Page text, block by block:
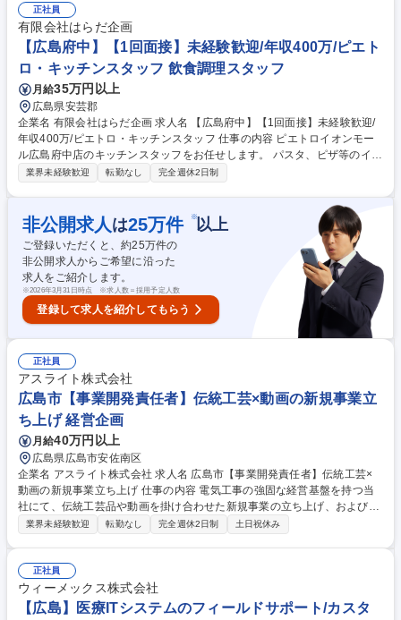
務所設備等の備品管理 ※配慮事項を考慮して業務分担します。 【グルー
プ内の障がい者雇用人数は130名以上】グループ内には、臨床心理士、公
認心理士、産業カウンセラー、キャリアコンサルタントなど有資格者が複
数名在籍。誰でも相談可能な窓口を設けています。 募集職種 事務スタッ
フ（広島商中日生）（障がい者採用）【契約社員】/未経験歓迎
正社員
有限会社はらだ企画
【広島府中】【1回面接】未経験歓迎/年収400万/ピエト
ロ・キッチンスタッフ 飲食調理スタッフ
月給35万円以上
広島県安芸郡
企業名 有限会社はらだ企画 求人名 【広島府中】【1回面接】未経験歓迎/
年収400万/ピエトロ・キッチンスタッフ 仕事の内容 ピエトロイオンモー
ル広島府中店のキッチンスタッフをお任せします。 パスタ、ピザ等のイタ
リア料理の調理業務全般及び状況に応じて、ホール業務にも従事していた
や適正に応じ将来の店長・マネージャー候補として活躍頂く場合もありま
す。 ■業務の変更の範囲：会社の定める範囲 募集職種 【広島府中】【1回
面接】未経験歓迎/年収400万/ピエトロ・キッチンスタッフ
業界未経験歓迎 転勤なし 完全週休2日制
非公開求人 は25万件 ※以上
ご登録いただくと、約25万件の
非公開求人からご希望に沿った
求人をご紹介します。
※2026年3月31日時点 ※求人数＝採用予定人数
登録して求人を紹介してもらう
正社員
アスライト株式会社
広島市【事業開発責任者】伝統工芸×動画の新規事業立
ち上げ 経営企画
月給40万円以上
広島県広島市安佐南区
企業名 アスライト株式会社 求人名 広島市【事業開発責任者】伝統工芸×
動画の新規事業立ち上げ 仕事の内容 電気工事の強固な経営基盤を持つ当
社にて、伝統工芸品や動画を掛け合わせた新規事業の立ち上げ、および売
上創出に繋げる独自のビジネススキーム構築から実際の実行までをお任せ
ムの企画立案・実行■効率的なマーケティング・プロモーションの戦略立
案と多角的な市場展開■事業全体の進捗や売上の徹底した管理統括 ■将来
的には事業拡大に伴う組織作りやメンバーの採用、育成、マネジメント業
業界未経験歓迎 転勤なし 完全週休2日制 土日祝休み
正社員
ウィーメックス株式会社
【広島】医療ITシステムのフィールドサポート/カスタ